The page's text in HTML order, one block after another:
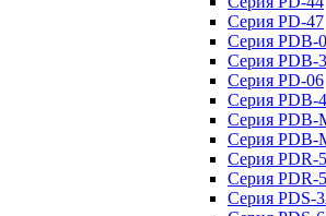
Серия PD-47
Серия PDB-
Серия PDB-
Серия PD-06
Серия PDB-
Серия PDB-
Серия PDB-
Серия PDR-
Серия PDR-
Серия PDS-